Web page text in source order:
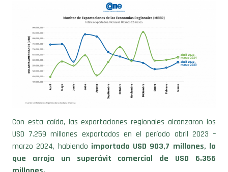
Con esta caída, las exportaciones regionales alcanzaron los
USD 7.259 millones exportados en el período abril 2023 –
marzo 2024, habiendoimportado USD 903,7 millones, lo
que arroja un superávit comercial de USD 6.356
millones.